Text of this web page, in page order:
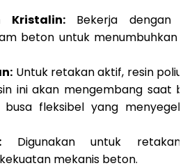
Kristalin:Bekerja dengan
beton untuk menumbuhkan
Untuk retakan aktif, resin
ini akan mengembang saat
fleksibel yang
Digunakan untuk
mekanis beton.